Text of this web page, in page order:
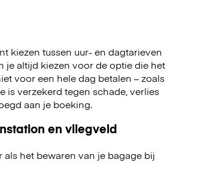
kiezen tussen uur- en dagtarieven
je altijd kiezen voor de optie die het
voor een hele dag betalen – zoals
is verzekerd tegen schade, verlies
aan je boeking.
en vliegveld
het bewaren van je bagage bij